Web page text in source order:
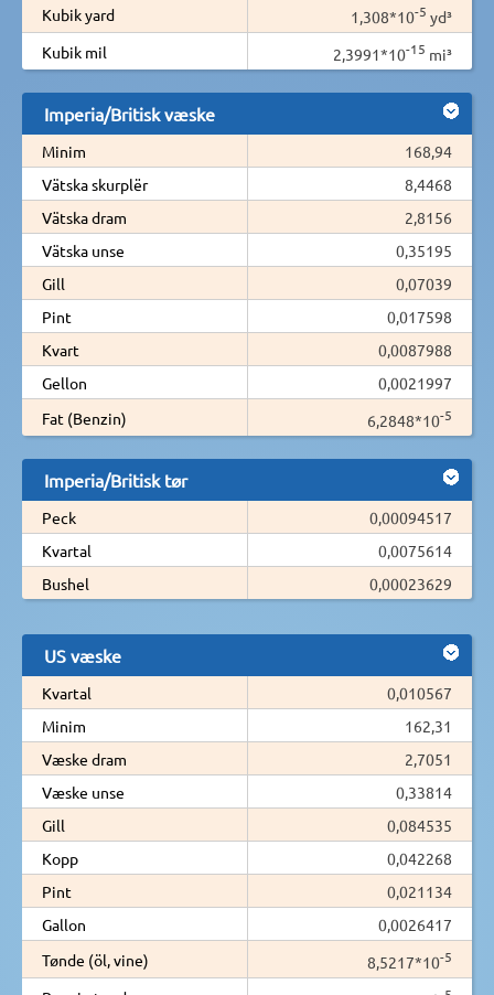
Kubik yard
1,308*10-5 yd³
Kubik mil
2,3991*10-15 mi³
Imperia/Britisk væske
Minim
168,94
Vätska skurplër
8,4468
Vätska dram
2,8156
Vätska unse
0,35195
Gill
0,07039
Pint
0,017598
Kvart
0,0087988
Gellon
0,0021997
Fat (Benzin)
6,2848*10-5
Imperia/Britisk tør
Peck
0,00094517
Kvartal
0,0075614
Bushel
0,00023629
US væske
Kvartal
0,010567
Minim
162,31
Væske dram
2,7051
Væske unse
0,33814
Gill
0,084535
Kopp
0,042268
Pint
0,021134
Gallon
0,0026417
Tønde (öl, vine)
8,5217*10-5